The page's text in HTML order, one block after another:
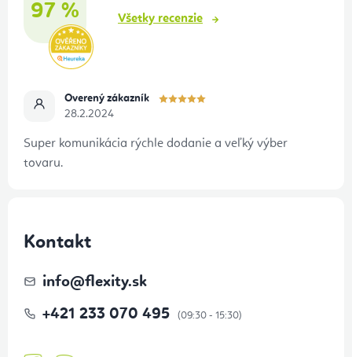
97 % Všetky recenzie
Overený zákazník
28.2.2024
Super komunikácia rýchle dodanie a veľký výber
tovaru.
Kontakt
info@flexity.sk
+421 233 070 495